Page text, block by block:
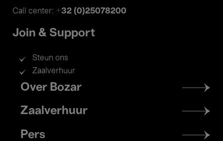
Call center: +32 (0)25078200
Join & Support
Steun ons
Zaalverhuur
Footer
menu
Over Bozar
Zaalverhuur
Pers